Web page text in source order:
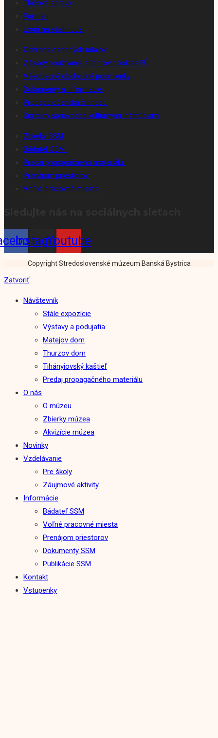
Tlačové správy
Partneri
Logá na stiahnutie
Ochrana osobných údajov
Zásady používania súborov cookies EÚ
Všeobecné obchodné podmienky
Dokumenty a informácie
Protispoločenská činnosť
Digitálny sprievodca kultúrnymi inštitúciami
Zbierky SSM
Bádateľ SSM
Predaj propagačného materiálu
Prenájom priestorov
Voľné pracovné miesta
InstagramYoutube
Copyright Stredoslovenské múzeum Banská Bystrica
Zatvoriť
Návštevník
Stále expozície
Výstavy a podujatia
Matejov dom
Thurzov dom
Tihányiovský kaštieľ
Predaj propagačného materiálu
O nás
O múzeu
Zbierky múzea
Akvizície múzea
Novinky
Vzdelávanie
Pre školy
Záujmové aktivity
Informácie
Bádateľ SSM
Voľné pracovné miesta
Prenájom priestorov
Dokumenty SSM
Publikácie SSM
Kontakt
Vstupenky